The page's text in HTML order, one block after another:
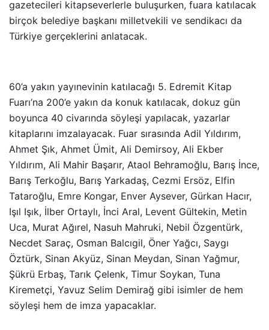
gazetecileri kitapseverlerle buluşurken, fuara katılacak
birçok belediye başkanı milletvekili ve sendikacı da
Türkiye gerçeklerini anlatacak.
60’a yakın yayınevinin katılacağı 5. Edremit Kitap
Fuarı’na 200’e yakın da konuk katılacak, dokuz gün
boyunca 40 civarında söyleşi yapılacak, yazarlar
kitaplarını imzalayacak. Fuar sırasında Adil Yıldırım,
Ahmet Şık, Ahmet Ümit, Ali Demirsoy, Ali Ekber
Yıldırım, Ali Mahir Başarır, Ataol Behramoğlu, Barış İnce,
Barış Terkoğlu, Barış Yarkadaş, Cezmi Ersöz, Elfin
Tataroğlu, Emre Kongar, Enver Aysever, Gürkan Hacır,
Işıl Işık, İlber Ortaylı, İnci Aral, Levent Gültekin, Metin
Uca, Murat Ağırel, Nasuh Mahruki, Nebil Özgentürk,
Necdet Saraç, Osman Balcıgil, Öner Yağcı, Saygı
Öztürk, Sinan Akyüz, Sinan Meydan, Sinan Yağmur,
Şükrü Erbaş, Tarık Çelenk, Timur Soykan, Tuna
Kiremetçi, Yavuz Selim Demirağ gibi isimler de hem
söyleşi hem de imza yapacaklar.